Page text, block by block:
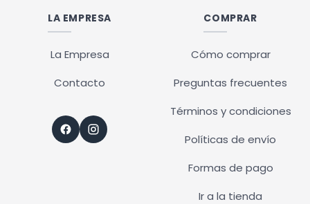
LA EMPRESA
La Empresa
Contacto
COMPRAR
Cómo comprar
Preguntas frecuentes
Términos y condiciones
Políticas de envío
Formas de pago
Ir a la tienda